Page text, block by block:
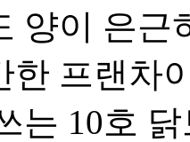
양이 은
한 프랜차
는 10호